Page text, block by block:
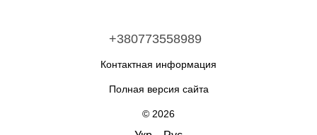
+380773558989
Контактная информация
Полная версия сайта
© 2026